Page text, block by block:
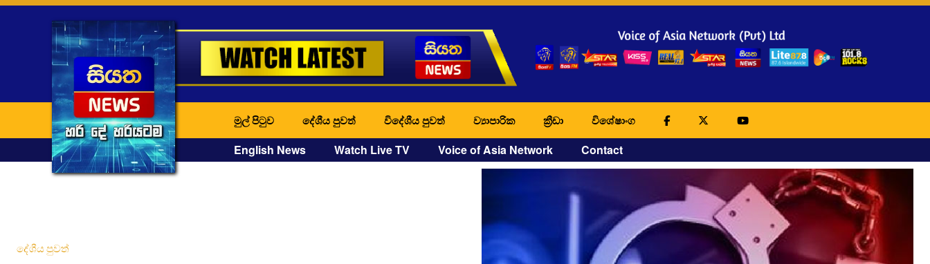
මුල් පිටුව දේශීය පුවත් විදේශීය පුවත් ව්‍යාපාරික ක්‍රීඩා විශේෂාංග
English News Watch Live TV Voice of Asia Network Contact
දේශීය පුවත්